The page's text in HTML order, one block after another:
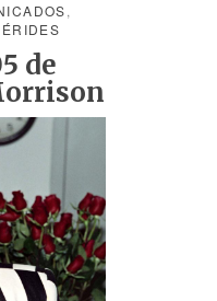
,
de